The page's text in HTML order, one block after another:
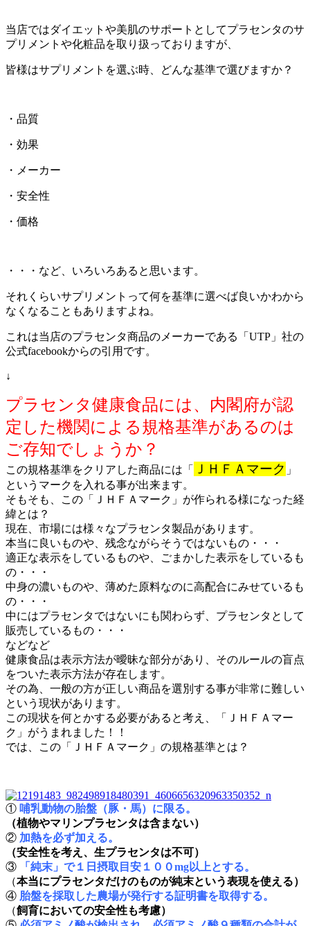
当店ではダイエットや美肌のサポートとしてプラセンタのサ
プリメントや化粧品を取り扱っておりますが、
皆様はサプリメントを選ぶ時、どんな基準で選びますか？
・品質
・効果
・メーカー
・安全性
・価格
・・・など、いろいろあると思います。
それくらいサプリメントって何を基準に選べば良いかわから
なくなることもありますよね。
これは当店のプラセンタ商品のメーカーである「UTP」社の
公式facebookからの引用です。
↓
プラセンタ健康食品には、内閣府が認
定した機関による規格基準があるのは
ご存知でしょうか？
この規格基準をクリアした商品には「 ＪＨＦＡマーク 」
というマークを入れる事が出来ます。
そもそも、この「ＪＨＦＡマーク」が作られる様になった経
緯とは？
現在、市場には様々なプラセンタ製品があります。
本当に良いものや、残念ながらそうではないもの・・・
適正な表示をしているものや、ごまかした表示をしているも
の・・・
中身の濃いものや、薄めた原料なのに高配合にみせているも
の・・・
中にはプラセンタではないにも関わらず、プラセンタとして
販売しているもの・・・
などなど
健康食品は表示方法が曖昧な部分があり、そのルールの盲点
をついた表示方法が存在します。
その為、一般の方が正しい商品を選別する事が非常に難しい
という現状があります。
この現状を何とかする必要があると考え、「ＪＨＦＡマー
ク」がうまれました！！
では、この「ＪＨＦＡマーク」の規格基準とは？
① 哺乳動物の胎盤（豚・馬）に限る。
（植物やマリンプラセンタは含まない）
② 加熱を必ず加える。
（安全性を考え、生プラセンタは不可）
③
「純末」で１日摂取目安１００mg以上とする。
（本当にプラセンタだけのものが純末という表現を使える）
④ 胎盤を採取した農場が発行する証明書を取得する。
（飼育においての安全性も考慮）